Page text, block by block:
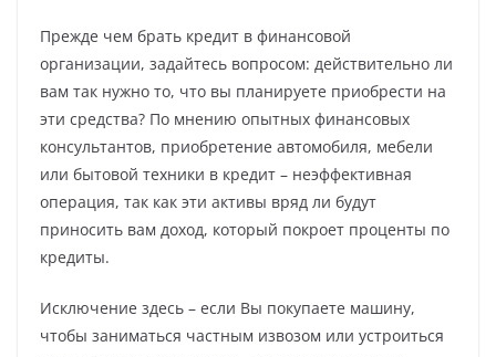
Прежде чем брать кредит в финансовой
организации, задайтесь вопросом: действительно ли
вам так нужно то, что вы планируете приобрести на
эти средства? По мнению опытных финансовых
консультантов, приобретение автомобиля, мебели
или бытовой техники в кредит – неэффективная
операция, так как эти активы вряд ли будут
приносить вам доход, который покроет проценты по
кредиты.
Исключение здесь – если Вы покупаете машину,
чтобы заниматься частным извозом или устроиться